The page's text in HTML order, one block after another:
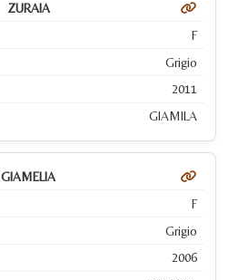
ZURAIA
F
Grigio
2011
GIAMILA
GIAMELIA
F
Grigio
2006